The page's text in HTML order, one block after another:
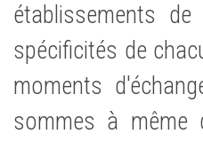
établissements
spécificités de
moments
sommes à même